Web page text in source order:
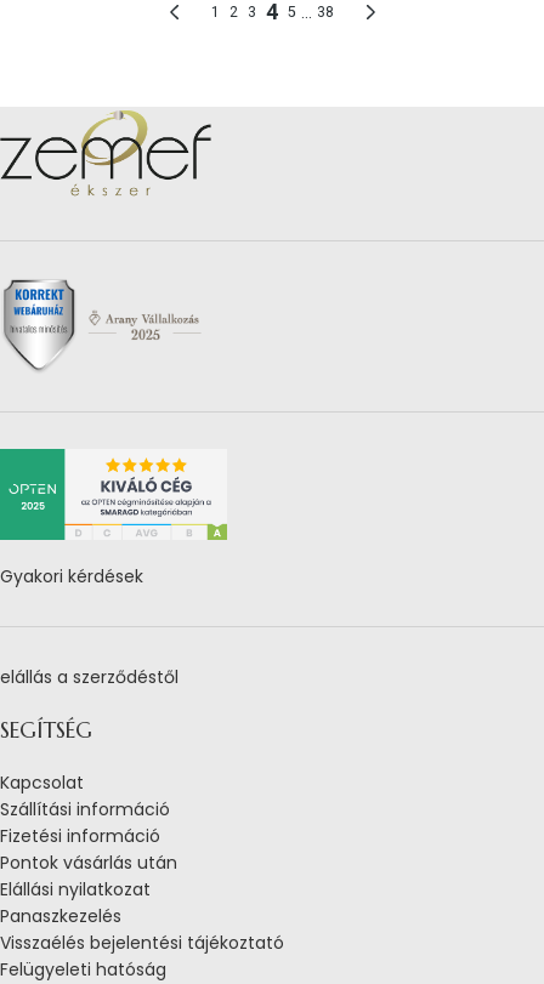
Gyakori kérdések
elállás a szerződéstől
SEGÍTSÉG
Kapcsolat
Szállítási információ
Fizetési információ
Pontok vásárlás után
Elállási nyilatkozat
Panaszkezelés
Visszaélés bejelentési tájékoztató
Felügyeleti hatóság